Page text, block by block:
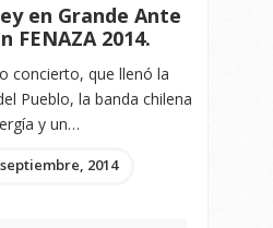
en Grande Ante
FENAZA 2014.
concierto, que llenó la
Pueblo, la banda chilena
y un…
2014